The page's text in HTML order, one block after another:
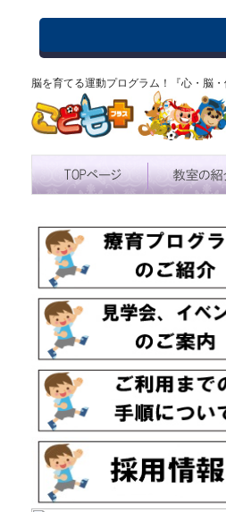
脳を育てる運動プログラム！『心・脳